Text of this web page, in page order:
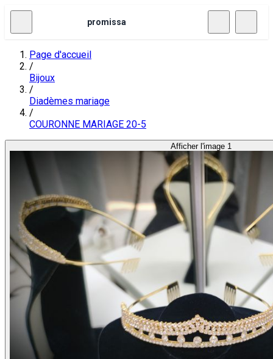
promissa
Page d'accueil
/
Bijoux
/
Diadèmes mariage
/
COURONNE MARIAGE 20-5
Afficher l'image 1